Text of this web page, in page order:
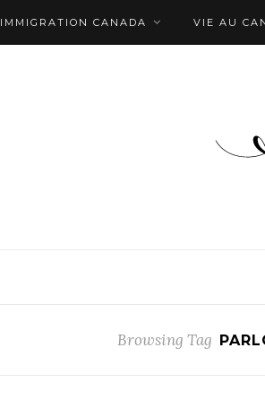
IMMIGRATION CANADA VIE AU
Browsing Tag